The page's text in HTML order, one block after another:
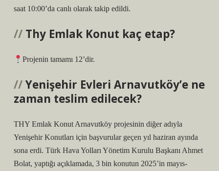
saat 10:00’da canlı olarak takip edildi.
Thy Emlak Konut kaç etap?
Projenin tamamı 12’dir.
Yenişehir Evleri Arnavutköy’e ne
zaman teslim edilecek?
THY Emlak Konut Arnavutköy projesinin diğer adıyla
Yenişehir Konutları için başvurular geçen yıl haziran ayında
sona erdi. Türk Hava Yolları Yönetim Kurulu Başkanı Ahmet
Bolat, yaptığı açıklamada, 3 bin konutun 2025’in mayıs-